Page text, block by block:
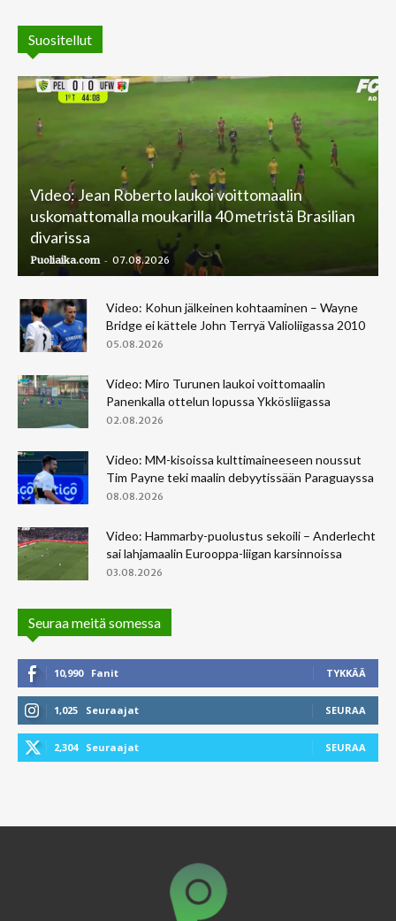
Suositellut
Video: Jean Roberto laukoi voittomaalin
uskomattomalla moukarilla 40 metristä Brasilian
divarissa
Puoliaika.com - 07.08.2026
Video: Kohun jälkeinen kohtaaminen – Wayne
Bridge ei kättele John Terryä Valioliigassa 2010
05.08.2026
Video: Miro Turunen laukoi voittomaalin
Panenkalla ottelun lopussa Ykkösliigassa
02.08.2026
Video: MM-kisoissa kulttimaineeseen noussut
Tim Payne teki maalin debyytissään Paraguayssa
08.08.2026
Video: Hammarby-puolustus sekoili – Anderlecht
sai lahjamaalin Eurooppa-liigan karsinnoissa
03.08.2026
Seuraa meitä somessa
10,990 Fanit TYKKÄÄ
1,025 Seuraajat SEURAA
2,304 Seuraajat SEURAA